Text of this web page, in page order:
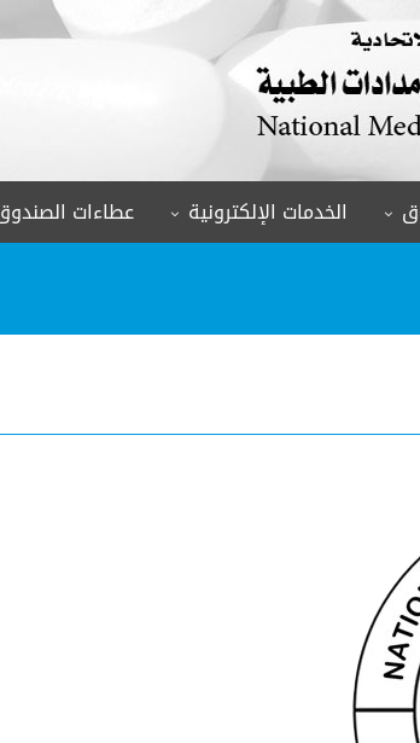
الخدمات الإلكترونية عطاءات